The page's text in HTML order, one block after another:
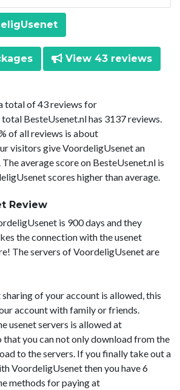
View 43 reviews
total of 43 reviews for
BesteUsenet.nl has 3137 reviews.
of all reviews is about
visitors give VoordeligUsenet an
average score on BesteUsenet.nl is
scores higher than average.
Review
is 900 days and they
the connection with the usenet
The servers of VoordeligUsenet are
of your account is allowed, this
account with family or friends.
usenet servers is allowed at
that you can not only download from the
to the servers. If you finally take out a
VoordeligUsenet then you have 6
methods for paying at